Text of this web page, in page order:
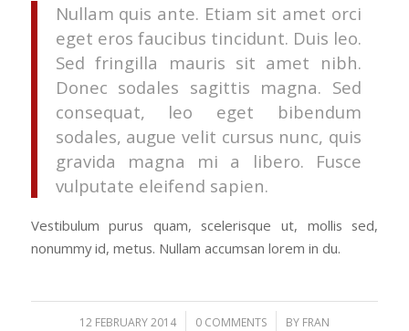
Nullam quis ante. Etiam sit amet orci
eget eros faucibus tincidunt. Duis leo.
Sed fringilla mauris sit amet nibh.
Donec sodales sagittis magna. Sed
consequat, leo eget bibendum
sodales, augue velit cursus nunc, quis
gravida magna mi a libero. Fusce
vulputate eleifend sapien.
Vestibulum purus quam, scelerisque ut, mollis sed,
nonummy id, metus. Nullam accumsan lorem in du.
12 FEBRUARY 2014
/ 0 COMMENTS
/ BY FRAN